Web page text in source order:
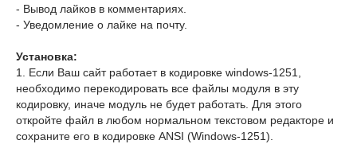
- Вывод лайков в комментариях.
- Уведомление о лайке на почту.
Установка:
1. Если Ваш сайт работает в кодировке windows-1251,
необходимо перекодировать все файлы модуля в эту
кодировку, иначе модуль не будет работать. Для этого
откройте файл в любом нормальном текстовом редакторе и
сохраните его в кодировке ANSI (Windows-1251).